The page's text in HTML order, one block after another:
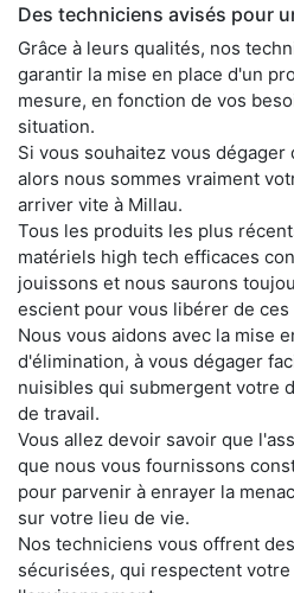
Des techniciens avisés pour
Grâce à leurs qualités, nos
garantir la mise en place d'un
mesure, en fonction de vos
situation.
Si vous souhaitez vous
alors nous sommes vraiment
arriver vite à Millau.
Tous les produits les plus
matériels high tech efficaces
jouissons et nous saurons
escient pour vous libérer de ces
Nous vous aidons avec la mise
d'élimination, à vous dégager
nuisibles qui submergent votre
de travail.
Vous allez devoir savoir que
que nous vous fournissons
pour parvenir à enrayer la
sur votre lieu de vie.
Nos techniciens vous offrent
sécurisées, qui respectent